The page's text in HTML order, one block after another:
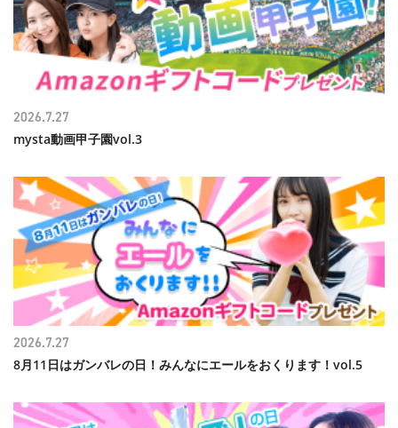
mysta動画甲子園vol.3
2026.7.27
8月11日はガンバレの日！みんなにエールをおくります！vol.5
2026.7.27